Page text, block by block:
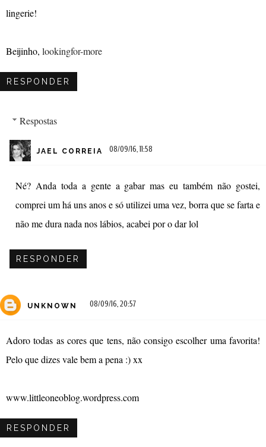
lingerie!
Beijinho, lookingfor-more
RESPONDER
Respostas
JAEL CORREIA 08/09/16, 11:58
Né? Anda toda a gente a gabar mas eu também não gostei,
comprei um há uns anos e só utilizei uma vez, borra que se farta e
não me dura nada nos lábios, acabei por o dar lol
RESPONDER
UNKNOWN 08/09/16, 20:57
Adoro todas as cores que tens, não consigo escolher uma favorita!
Pelo que dizes vale bem a pena :) xx
www.littleoneoblog.wordpress.com
RESPONDER